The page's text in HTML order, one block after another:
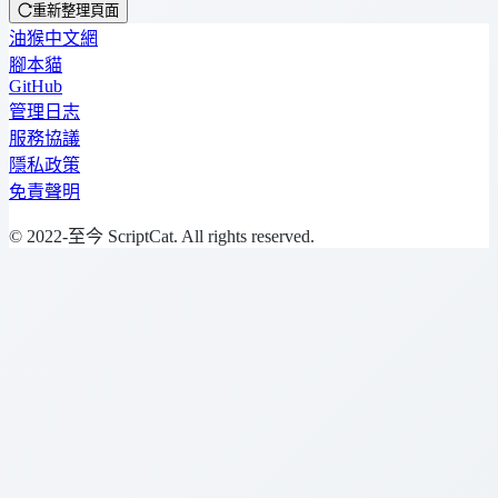
重新整理頁面
油猴中文網
腳本貓
GitHub
管理日志
服務協議
隱私政策
免責聲明
© 2022-至今 ScriptCat. All rights reserved.